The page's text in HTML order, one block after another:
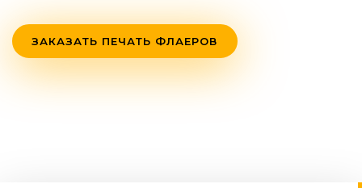
ЗАКАЗАТЬ ПЕЧАТЬ ФЛАЕРОВ